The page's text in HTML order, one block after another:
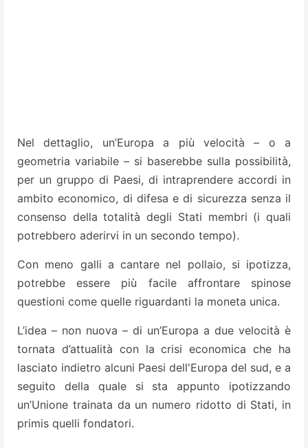
Nel dettaglio, un’Europa a più velocità – o a
geometria variabile – si baserebbe sulla possibilità,
per un gruppo di Paesi, di intraprendere accordi in
ambito economico, di difesa e di sicurezza senza il
consenso della totalità degli Stati membri (i quali
potrebbero aderirvi in un secondo tempo).
Con meno galli a cantare nel pollaio, si ipotizza,
potrebbe essere più facile affrontare spinose
questioni come quelle riguardanti la moneta unica.
L’idea – non nuova – di un’Europa a due velocità è
tornata d’attualità con la crisi economica che ha
lasciato indietro alcuni Paesi dell'Europa del sud, e a
seguito della quale si sta appunto ipotizzando
un’Unione trainata da un numero ridotto di Stati, in
primis quelli fondatori.